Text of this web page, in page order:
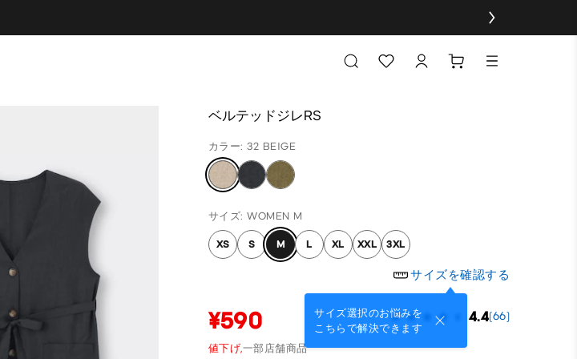
ベルテッドジレRS
カラー: 32 BEIGE
サイズ: WOMEN M
XS S M L XL XXL 3XL
サイズを確認する
サイズ選択のお悩みを
こちらで解決できます
¥590 4.4(66)
値下げ,一部店舗商品